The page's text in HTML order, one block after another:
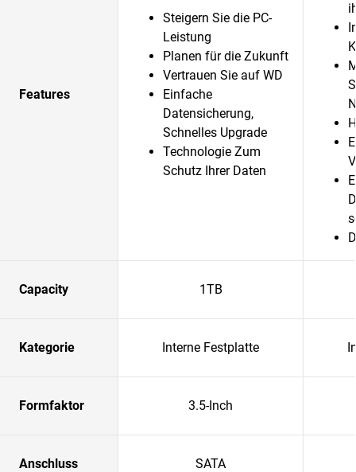
Features
Steigern Sie die PC-
Leistung
Planen für die Zukunft
Vertrauen Sie auf WD
Einfache
Datensicherung,
Schnelles Upgrade
Technologie Zum
Schutz Ihrer Daten
Capacity 1TB
Kategorie Interne Festplatte
Formfaktor 3.5-Inch
Anschluss SATA